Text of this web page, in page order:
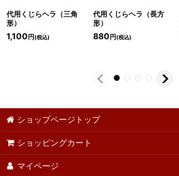
代用くじらヘラ（三角
形）
1,100 円(税込)
代用くじらヘラ（長方
形）
880 円(税込)
ショップページトップ
ショッピングカート
マイページ